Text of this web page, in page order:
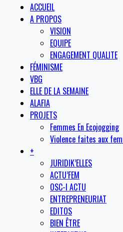
ACCUEIL
A PROPOS
VISION
EQUIPE
ENGAGEMENT QUALITE
FÉMINISME
VBG
ELLE DE LA SEMAINE
ALAFIA
PROJETS
Femmes En Ecojogging
Violence faites aux
+
JURIDIK’ELLES
ACTU’FEM
OSC-I ACTU
ENTREPRENEURIAT
EDITOS
BIEN ÊTRE